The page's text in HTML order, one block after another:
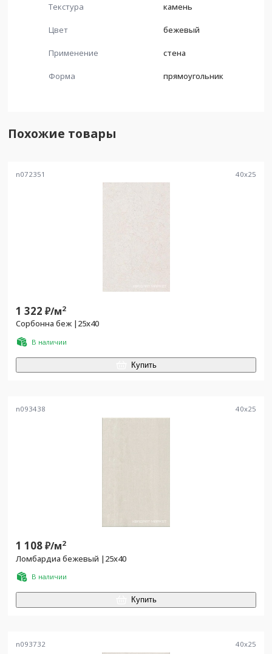
Текстура камень
Цвет бежевый
Применение стена
Форма прямоугольник
Похожие товары
n072351 40x25
1 322 ₽/м2
Сорбонна беж |25x40
В наличии
Купить
n093438 40x25
1 108₽/м2
Ломбардиа бежевый |25x40
В наличии
Купить
n093732 40x25